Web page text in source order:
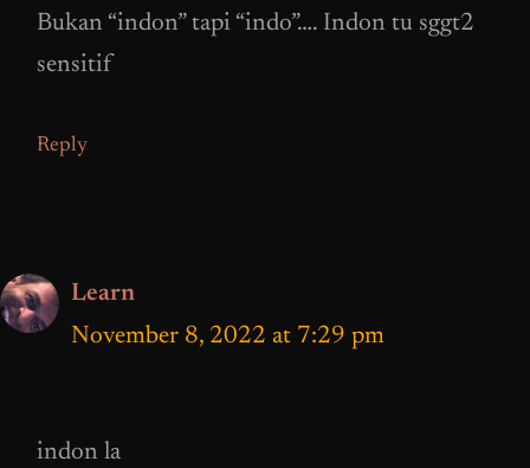
Bukan “indon” tapi “indo”…. Indon tu sggt2
sensitif
Reply
Learn
November 8, 2022 at 7:29 pm
indon la